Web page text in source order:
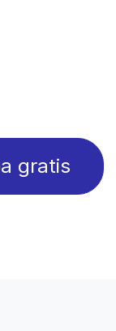
gratis